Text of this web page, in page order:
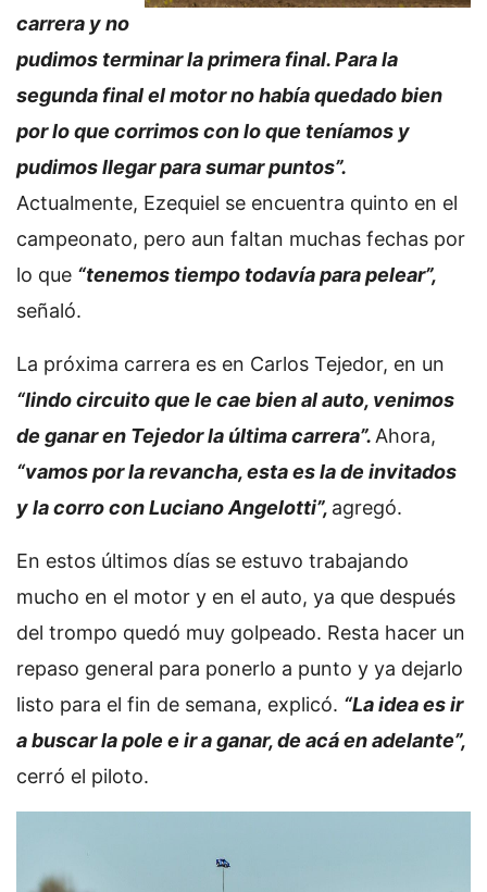
carrera y no
pudimos terminar la primera final. Para la
segunda final el motor no había quedado bien
por lo que corrimos con lo que teníamos y
pudimos llegar para sumar puntos”.
Actualmente, Ezequiel se encuentra quinto en el
campeonato, pero aun faltan muchas fechas por
lo que “tenemos tiempo todavía para pelear”,
señaló.
La próxima carrera es en Carlos Tejedor, en un
“lindo circuito que le cae bien al auto, venimos
de ganar en Tejedor la última carrera”. Ahora,
“vamos por la revancha, esta es la de invitados
y la corro con Luciano Angelotti”, agregó.
En estos últimos días se estuvo trabajando
mucho en el motor y en el auto, ya que después
del trompo quedó muy golpeado. Resta hacer un
repaso general para ponerlo a punto y ya dejarlo
listo para el fin de semana, explicó. “La idea es ir
a buscar la pole e ir a ganar, de acá en adelante”,
cerró el piloto.